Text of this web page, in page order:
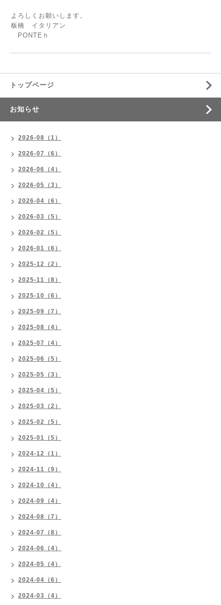
よろしくお願いします。
板橋 イタリアン
PONTEｈ
トップページ
お知らせ
2026-08（1）
2026-07（6）
2026-06（4）
2026-05（3）
2026-04（6）
2026-03（5）
2026-02（5）
2026-01（6）
2025-12（2）
2025-11（8）
2025-10（6）
2025-09（7）
2025-08（4）
2025-07（4）
2025-06（5）
2025-05（3）
2025-04（5）
2025-03（2）
2025-02（5）
2025-01（5）
2024-12（1）
2024-11（9）
2024-10（4）
2024-09（4）
2024-08（7）
2024-07（8）
2024-06（4）
2024-05（4）
2024-04（6）
2024-03（4）